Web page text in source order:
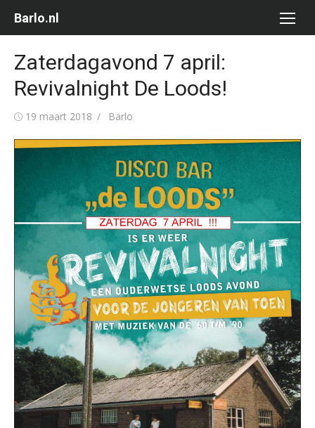
naar
inhoud
Barlo.nl
Zaterdagavond 7 april:
Revivalnight De Loods!
Gepubliceerd
19 maart 2018 Auteur
Barlo